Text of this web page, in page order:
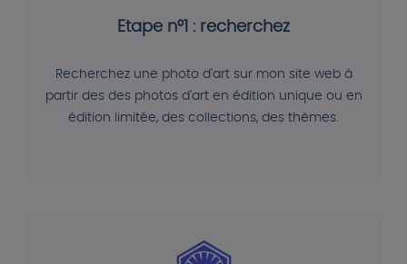
Etape n°1 : recherchez
Recherchez une photo d'art sur mon site web à
partir des des photos d'art en édition unique ou en
édition limitée, des collections, des thèmes.